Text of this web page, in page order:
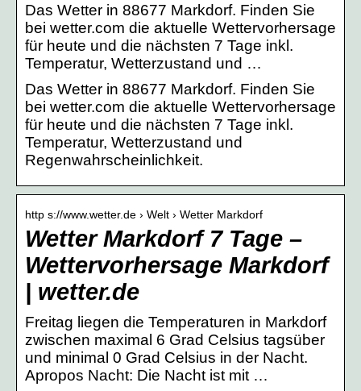
Das Wetter in 88677 Markdorf. Finden Sie
bei wetter.com die aktuelle Wettervorhersage
für heute und die nächsten 7 Tage inkl.
Temperatur, Wetterzustand und …
Das Wetter in 88677 Markdorf. Finden Sie
bei wetter.com die aktuelle Wettervorhersage
für heute und die nächsten 7 Tage inkl.
Temperatur, Wetterzustand und
Regenwahrscheinlichkeit.
http s://www.wetter.de › Welt › Wetter Markdorf
Wetter Markdorf 7 Tage –
Wettervorhersage Markdorf
| wetter.de
Freitag liegen die Temperaturen in Markdorf
zwischen maximal 6 Grad Celsius tagsüber
und minimal 0 Grad Celsius in der Nacht.
Apropos Nacht: Die Nacht ist mit …